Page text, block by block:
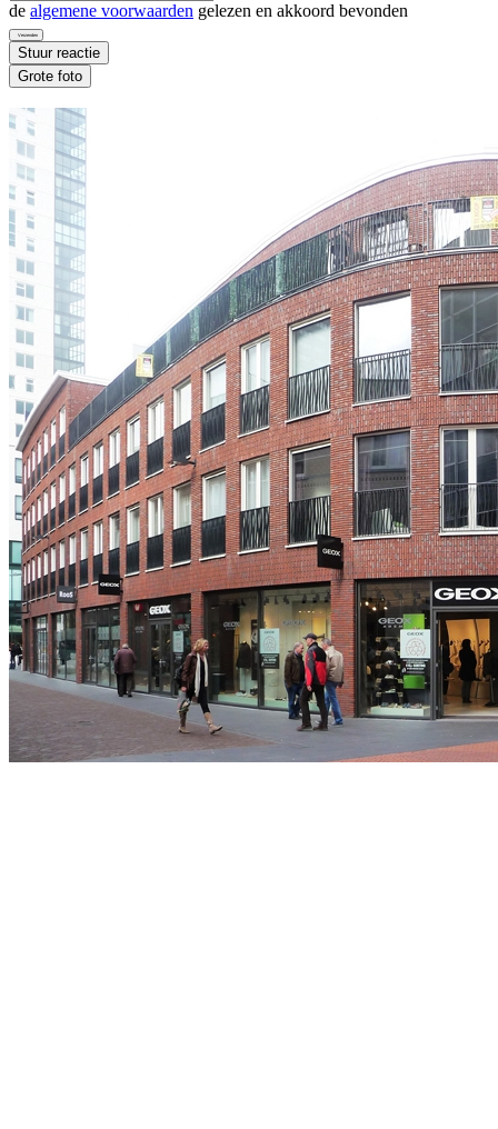
de algemene voorwaarden gelezen en akkoord bevonden